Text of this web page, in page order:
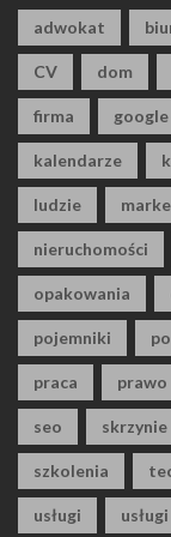
adwokat
CV dom
firma google
kalendarze
ludzie
nieruchomości
opakowania
pojemniki
praca prawo
seo skrzynie
szkolenia
usługi